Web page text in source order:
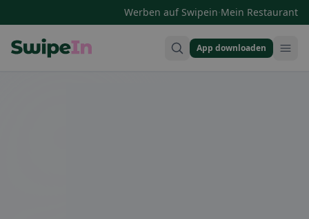
Werben auf Swipein·Mein Restaurant
App downloaden